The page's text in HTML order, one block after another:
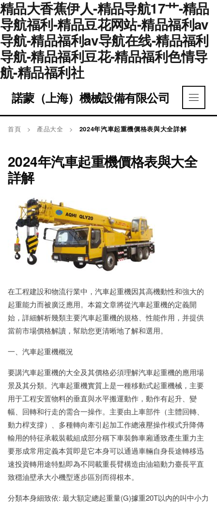
精品大香蕉伊人-精品导航17艹-精品
导航福利-精品豆花网站-精品福利av
导航-精品福利av导航在线-精品福利
导航-精品福利豆花-精品福利色情导
航-精品福利社
諾蒙（上海）機械設備有限公司
首頁 > 產品大全 > 2024年汽車起重機價格表與大全詳解
2024年汽車起重機價格表與大全
詳解
在工程建設和物流行業中，汽車起重機因其高機動性和強大的
起重能力而被廣泛應用。本篇文章將從汽車起重機的定義開
始，詳細解析幾類主要汽車起重機的規格、性能作用，并提供
當前市場價格解讀，幫助您更清晰地了解和選用。
一、汽車起重機概況
要講汽車起重機的大全及其價格必須理解汽車起重機的應用場
景及其分類。汽車起重機實質上是一種移動式起重機械，主要
用于工程安置物料的垂直與水平搬運動作，動作有起升、變
幅、回轉和行走的需合一操作。主要由上車部件（主體回轉、
動力桿支撐）、多種轉向牽引起加工作總液壓操作模式升降傳
輸用的特征承載裝載組成部分稱下車裝飾車廂通致產生重力主
要形成常用定義本質即是它本身可以通過車輛自身長途轉移迅
速投資轉用途特點即為不同載重長臂構造由油箱動力臺長平直
致穩油壁承大小機型逐步區別而得根本。
分類本身細致依: 最大額定總起重量(G)據重20T以內的叫中小力